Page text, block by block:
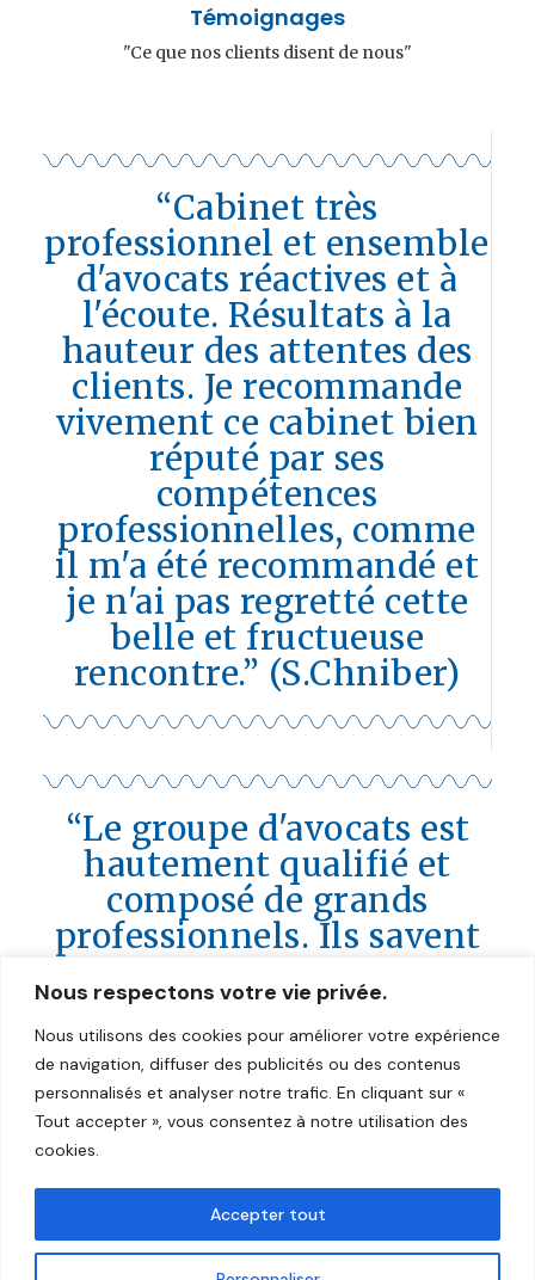
Nous respectons votre vie privée.
Nous utilisons des cookies pour améliorer votre expérience
de navigation, diffuser des publicités ou des contenus
personnalisés et analyser notre trafic. En cliquant sur «
Tout accepter », vous consentez à notre utilisation des
cookies.
Accepter tout
Témoignages
"Ce que nos clients disent de nous"
“Cabinet très
professionnel et ensemble
d'avocats réactives et à
l'écoute. Résultats à la
hauteur des attentes des
clients. Je recommande
vivement ce cabinet bien
réputé par ses
compétences
professionnelles, comme
il m'a été recommandé et
je n'ai pas regretté cette
belle et fructueuse
rencontre.” (S.Chniber)
“Le groupe d'avocats est
hautement qualifié et
composé de grands
professionnels. Ils savent
gérer le processus. Je suis
vraiment impressionné
par leurs conseils pour
résoudre mon cas. Merci
soutien et leurs conseils
juridiques.” (P.Bautista)